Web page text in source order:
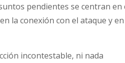
pendientes se centran en
la conexión con el ataque y
incontestable, ni nada